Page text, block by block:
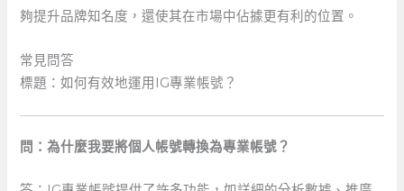
夠提升品牌知名度，還使其在市場中佔據更有利的位置。
常見問答
標題：如何有效地運用IG專業帳號？
問：為什麼我要將個人帳號轉換為專業帳號？